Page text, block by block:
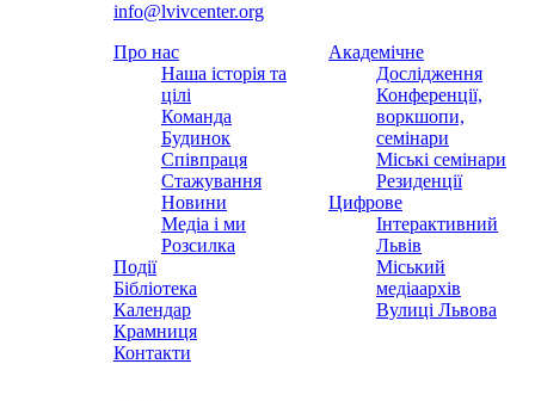
info@lvivcenter.org
Про нас
Наша історія та
цілі
Команда
Будинок
Співпраця
Стажування
Новини
Медіа і ми
Розсилка
Події
Бібліотека
Календар
Крамниця
Контакти
Академічне
Дослідження
Конференції,
воркшопи,
семінари
Міські семінари
Резиденції
Цифрове
Інтерактивний
Львів
Міський
медіаархів
Вулиці Львова